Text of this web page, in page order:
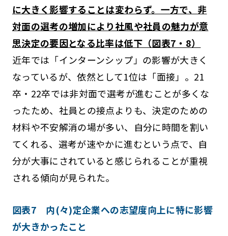
に大きく影響することは変わらず。一方で、非
対面の選考の増加により社風や社員の魅力が意
思決定の要因となる比率は低下（図表7・8）
近年では「インターンシップ」の影響が大きく
なっているが、依然として1位は「面接」。21
卒・22卒では非対面で選考が進むことが多くな
ったため、社員との接点よりも、決定のための
材料や不安解消の場が多い、自分に時間を割い
てくれる、選考が速やかに進むという点で、自
分が大事にされていると感じられることが重視
される傾向が見られた。
図表7 内(々)定企業への志望度向上に特に影響
が大きかったこと